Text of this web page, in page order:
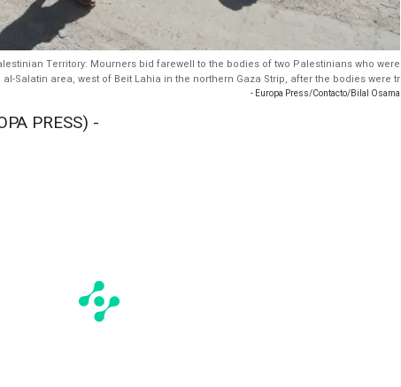
Territory: Mourners bid farewell to the bodies of two Palestinians who were
Salatin area, west of Beit Lahia in the northern Gaza Strip, after the bodies were tr
- Europa Press/Contacto/Bilal Osama
PRESS) -